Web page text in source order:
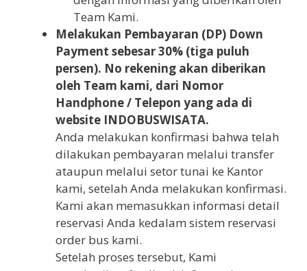
Team Kami.
Melakukan Pembayaran (DP) Down
Payment sebesar 30% (tiga puluh
persen). No rekening akan diberikan
oleh Team kami, dari Nomor
Handphone / Telepon yang ada di
website INDOBUSWISATA.
Anda melakukan konfirmasi bahwa telah
dilakukan pembayaran melalui transfer
ataupun melalui setor tunai ke Kantor
kami, setelah Anda melakukan konfirmasi.
Kami akan memasukkan informasi detail
reservasi Anda kedalam sistem reservasi
order bus kami.
Setelah proses tersebut, Kami